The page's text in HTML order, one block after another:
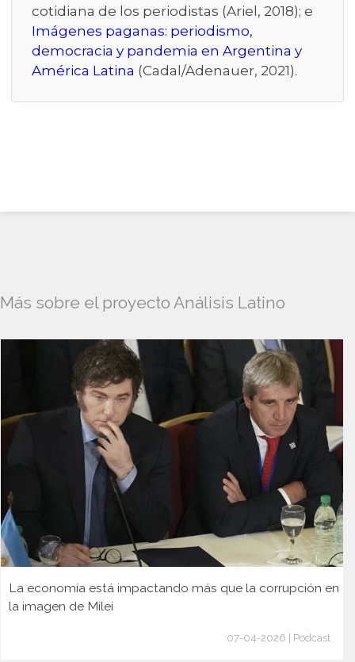
cotidiana de los periodistas (Ariel, 2018); e
Imágenes paganas: periodismo,
democracia y pandemia en Argentina y
América Latina (Cadal/Adenauer, 2021).
Más sobre el proyecto Análisis Latino
La economía está impactando más que la corrupción en
la imagen de Milei
07-04-2026 | Podcast